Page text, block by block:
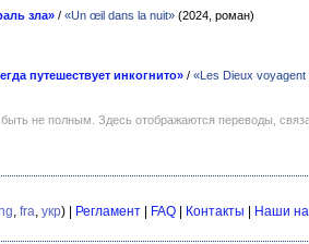
зла» / «Un œil dans la nuit» (2024, роман)
путешествует инкогнито» / «Les Dieux voyagent
не полным. Здесь отображаются переводы,
, fra, укр) | Регламент FAQ Контакты Наши